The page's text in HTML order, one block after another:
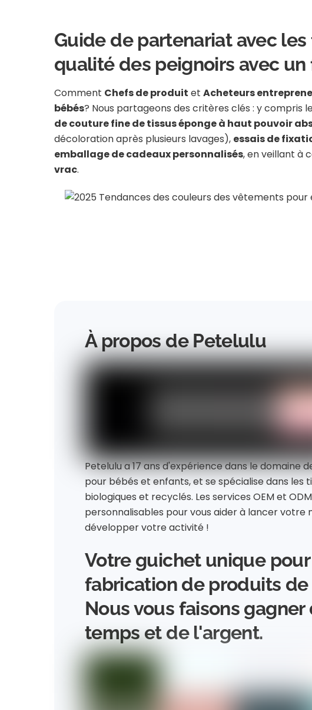
Guide de partenariat avec
qualité des peignoirs avec
Comment Chefs de produit et Acheteurs
bébés? Nous partageons des critères clés : y compris
de couture fine de tissus éponge à haut pouvoir
décoloration après plusieurs lavages), essais de
emballage de cadeaux personnalisés, en veillant à
vrac.
À propos de Petelulu
Petelulu a 17 ans d'expérience dans le domaine
pour bébés et enfants, et se spécialise dans les
biologiques et recyclés. Les services OEM et
personnalisables pour vous aider à lancer votre
développer votre activité !
Votre guichet unique
fabrication de produits de
Nous vous faisons gagner
temps et de l'argent.